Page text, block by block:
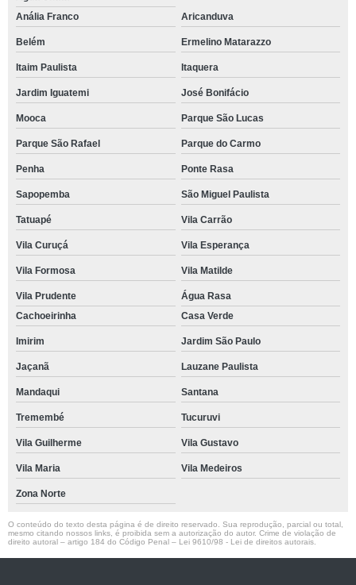
Anália Franco
Aricanduva
Belém Ermelino Matarazzo
Itaim Paulista Itaquera
Jardim Iguatemi José Bonifácio
Mooca Parque São Lucas
Parque São Rafael Parque do Carmo
Penha Ponte Rasa
Sapopemba São Miguel Paulista
Tatuapé Vila Carrão
Vila Curuçá Vila Esperança
Vila Formosa Vila Matilde
Vila Prudente
Água Rasa
Cachoeirinha
Casa Verde
Imirim Jardim São Paulo
Jaçanã Lauzane Paulista
Mandaqui Santana
Tremembé Tucuruvi
Vila Guilherme Vila Gustavo
Vila Maria Vila Medeiros
Zona Norte
O conteúdo do texto desta página é de direito reservado. Sua reprodução, parcial ou total,
mesmo citando nossos links, é proibida sem a autorização do autor. Crime de violação de
direito autoral – artigo 184 do Código Penal – Lei 9610/98 - Lei de direitos autorais